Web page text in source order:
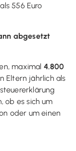
556 Euro
abgesetzt
maximal 4.800
Eltern jährlich als
ob es sich um
oder um einen